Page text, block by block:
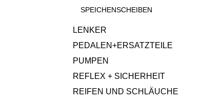
SPEICHENSCHEIBEN
LENKER
PEDALEN+ERSATZTEILE
PUMPEN
REFLEX + SICHERHEIT
REIFEN UND SCHLÄUCHE